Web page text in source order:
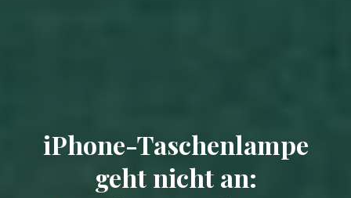
iPhone-Taschenlampe
geht nicht an: